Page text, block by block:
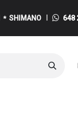
* SHIMANO I 648